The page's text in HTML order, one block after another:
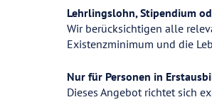
Lehrlingslohn, Stipendium
Wir berücksichtigen alle
Existenzminimum und die
Nur für Personen in
Dieses Angebot richtet sich